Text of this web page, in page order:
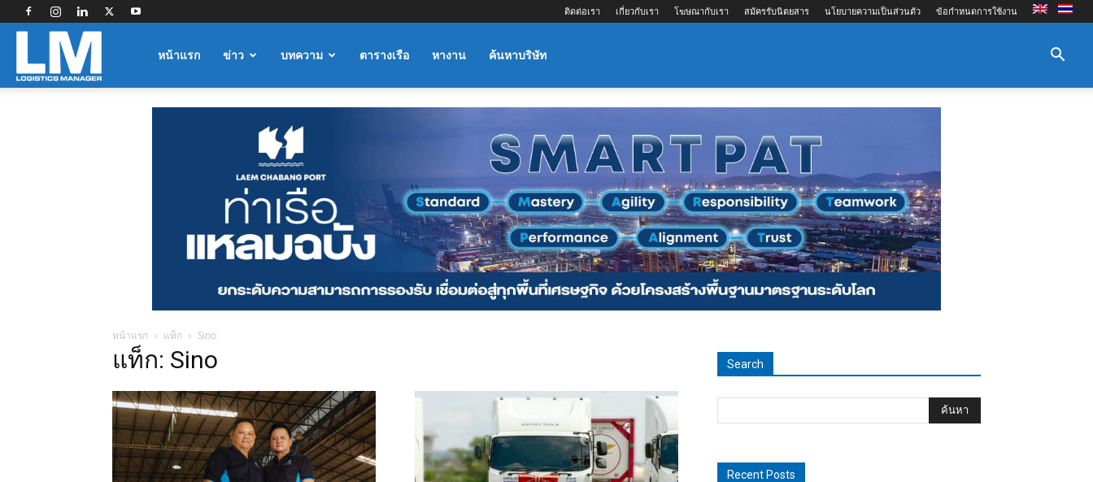
ติดต่อเรา เกี่ยวกับเรา โฆษณากับเรา สมัครรับนิตยสาร นโยบายความเป็นส่วนตัว ข้อกำหนดการใช้งาน
Logisticsหน้าแรก ข่าว บทความ ตารางเรือ หางาน ค้นหาบริษัท
หน้าแรก แท็ก Sino
แท็ก: Sino Search
Recent Posts